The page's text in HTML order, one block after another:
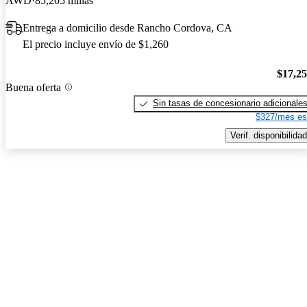
Entrega a domicilio desde Rancho Cordova, CA
El precio incluye envío de $1,260
Buena oferta
Sin tasas de concesionario adicionales
$327/mes
Verif. disponibilidad